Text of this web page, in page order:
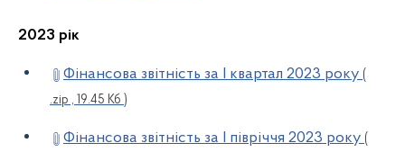
2023 рік
Фінансова звітність за І квартал 2023 року (
.zip , 19.45 Кб )
Фінансова звітність за І півріччя 2023 року (